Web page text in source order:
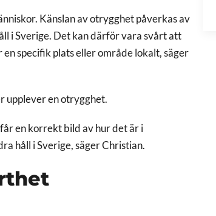
Känslan av otrygghet påverkas av
i Sverige. Det kan därför vara svårt att
specifik plats eller område lokalt, säger
upplever en otrygghet.
en korrekt bild av hur det är i
håll i Sverige, säger Christian.